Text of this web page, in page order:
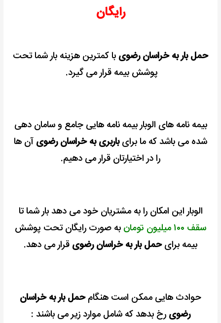
رایگان
حمل بار به خراسان رضوی با کمترین هزینه بار شما تحت
پوشش بیمه قرار می گیرد.
بیمه نامه های الوبار بیمه نامه هایی جامع و سامان دهی
شده می باشد که ما برایباربری به خراسان رضوی آن ها
را در اختیارتان قرار می دهیم.
الوبار این امکان را به مشتریان خود می دهد بار شما تا
سقف ۱۰۰ میلیون تومان
به صورت رایگان تحت پوشش
بیمه برایحمل بار به خراسان رضوی قرار می دهد.
حوادث هایی ممکن است هنگامحمل بار به خراسان
رضوی رخ بدهد که شامل موارد زیر می باشند :